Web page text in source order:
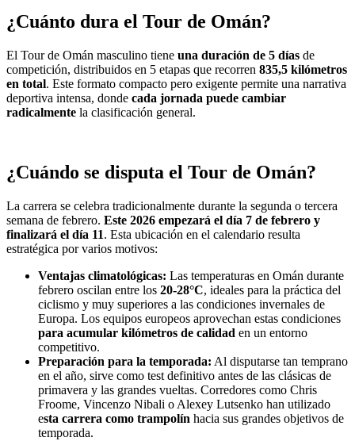
¿Cuánto dura el Tour de Omán?
El Tour de Omán masculino tiene una duración de 5 días de
competición, distribuidos en 5 etapas que recorren 835,5 kilómetros
en total. Este formato compacto pero exigente permite una narrativa
deportiva intensa, donde cada jornada puede cambiar
radicalmente la clasificación general.
¿Cuándo se disputa el Tour de Omán?
La carrera se celebra tradicionalmente durante la segunda o tercera
semana de febrero. Este 2026 empezará el día 7 de febrero y
finalizará el día 11. Esta ubicación en el calendario resulta
estratégica por varios motivos:
Ventajas climatológicas: Las temperaturas en Omán durante
febrero oscilan entre los 20-28°C, ideales para la práctica del
ciclismo y muy superiores a las condiciones invernales de
Europa. Los equipos europeos aprovechan estas condiciones
para acumular kilómetros de calidad en un entorno
competitivo.
Preparación para la temporada: Al disputarse tan temprano
en el año, sirve como test definitivo antes de las clásicas de
primavera y las grandes vueltas. Corredores como Chris
Froome, Vincenzo Nibali o Alexey Lutsenko han utilizado
esta carrera como trampolín hacia sus grandes objetivos de
temporada.